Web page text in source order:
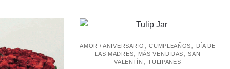
AMOR / ANIVERSARIO ,CUMPLEAÑOS,
DÍA DE
LAS MADRES, MÁS VENDIDAS,SAN
VALENTÍN ,TULIPANES